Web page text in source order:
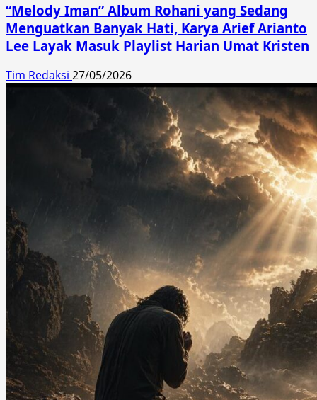
“Melody Iman” Album Rohani yang Sedang
Menguatkan Banyak Hati, Karya Arief Arianto
Lee Layak Masuk Playlist Harian Umat Kristen
Tim Redaksi 27/05/2026